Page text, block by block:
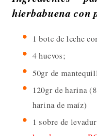
hierbabuena con
1 bote de leche
4 huevos;
50gr de
120gr de harina
harina de maíz)
1 sobre de